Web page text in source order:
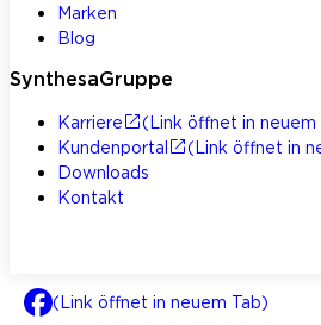
Marken
Blog
SynthesaGruppe
Karriere
(Link öffnet in neuem
Kundenportal
(Link öffnet in
Downloads
Kontakt
(Link öffnet in neuem Tab)